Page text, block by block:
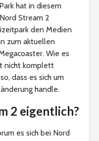
hat in diesem
Stream 2
den Medien
zum aktuellen
Wie es
nicht komplett
dass es sich um
handle.
2 eigentlich?
es sich bei Nord